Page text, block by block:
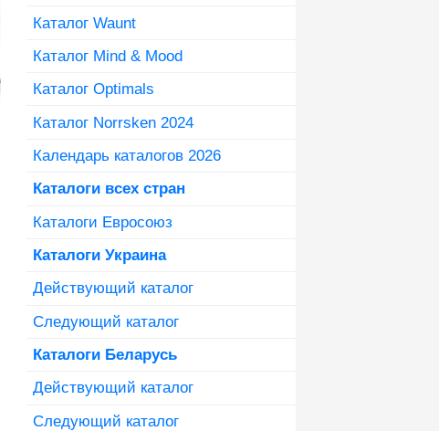
Каталог Waunt
Каталог Mind & Mood
Каталог Optimals
Каталог Norrsken 2024
Календарь каталогов 2026
Каталоги всех стран
Каталоги Евросоюз
Каталоги Украина
Действующий каталог
Следующий каталог
Каталоги Беларусь
Действующий каталог
Следующий каталог